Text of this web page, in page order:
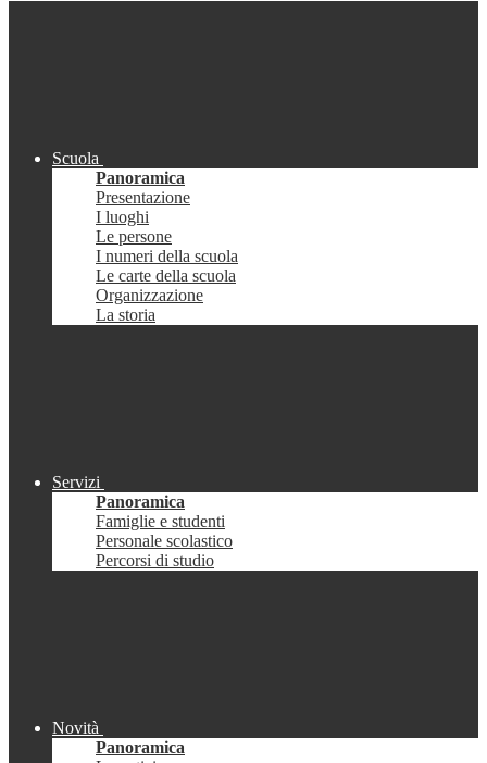
Scuola
Panoramica
Presentazione
I luoghi
Le persone
I numeri della scuola
Le carte della scuola
Organizzazione
La storia
Servizi
Panoramica
Famiglie e studenti
Personale scolastico
Percorsi di studio
Novità
Panoramica